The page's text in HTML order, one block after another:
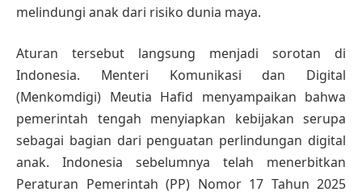
melindungi anak dari risiko dunia maya.
Aturan tersebut langsung menjadi sorotan di
Indonesia. Menteri Komunikasi dan Digital
(Menkomdigi) Meutia Hafid menyampaikan bahwa
pemerintah tengah menyiapkan kebijakan serupa
sebagai bagian dari penguatan perlindungan digital
anak. Indonesia sebelumnya telah menerbitkan
Peraturan Pemerintah (PP) Nomor 17 Tahun 2025